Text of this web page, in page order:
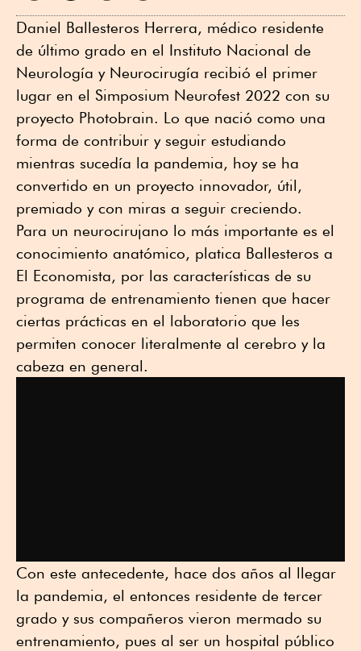
Daniel Ballesteros Herrera, médico residente
de último grado en el Instituto Nacional de
Neurología y Neurocirugía recibió el primer
lugar en el Simposium Neurofest 2022 con su
proyecto Photobrain. Lo que nació como una
forma de contribuir y seguir estudiando
mientras sucedía la pandemia, hoy se ha
convertido en un proyecto innovador, útil,
premiado y con miras a seguir creciendo.
Para un neurocirujano lo más importante es el
conocimiento anatómico, platica Ballesteros a
El Economista, por las características de su
programa de entrenamiento tienen que hacer
ciertas prácticas en el laboratorio que les
permiten conocer literalmente al cerebro y la
cabeza en general.
Con este antecedente, hace dos años al llegar
la pandemia, el entonces residente de tercer
grado y sus compañeros vieron mermado su
entrenamiento, pues al ser un hospital público